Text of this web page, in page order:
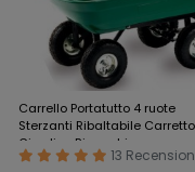
Carrello Portatutto 4 ruote
Sterzanti Ribaltabile
Giardino Rimorchio
13